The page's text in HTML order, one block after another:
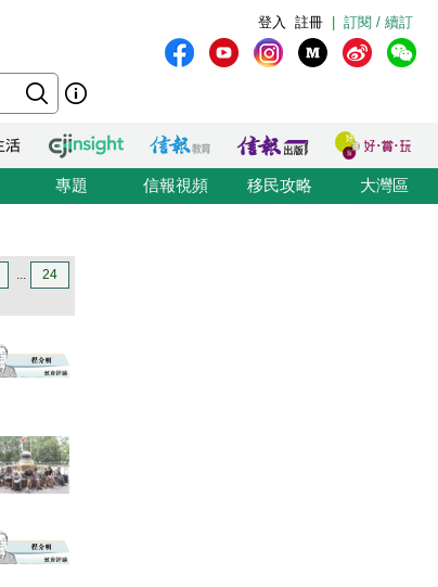
訂閱 / 續訂
註冊
登入
專題 信報視頻 移民攻略 大灣區
... 24